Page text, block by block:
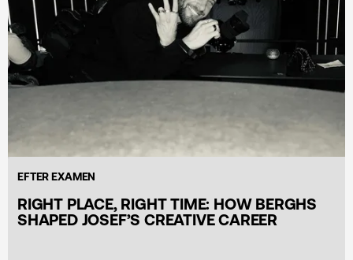
EFTER EXAMEN
RIGHT PLACE, RIGHT TIME: HOW BERGHS
SHAPED JOSEF’S CREATIVE CAREER